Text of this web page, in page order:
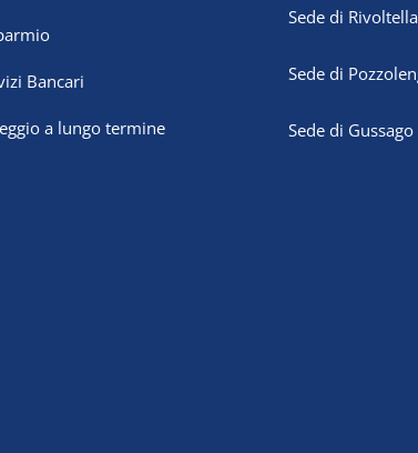
Bancari
a lungo termine
Sede di Rivoltella
Sede di
Sede di Gussago